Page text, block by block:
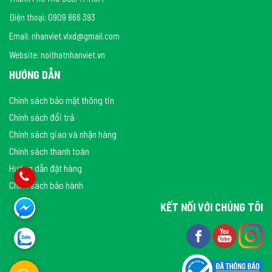
Điện thoại: 0909 866 393
Email: nhanviet.vlxd@gmail.com
Website: noithatnhanviet.vn
HƯỚNG DẪN
Chính sách bảo mật thông tin
Chính sách đổi trả
Chính sách giao và nhận hàng
Chính sách thanh toán
Hướng dẫn đặt hàng
Chính sách bảo hành
KẾT NỐI VỚI CHÚNG TÔI